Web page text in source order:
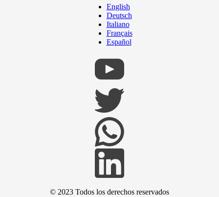
English
Deutsch
Italiano
Français
Español
© 2023 Todos los derechos reservados